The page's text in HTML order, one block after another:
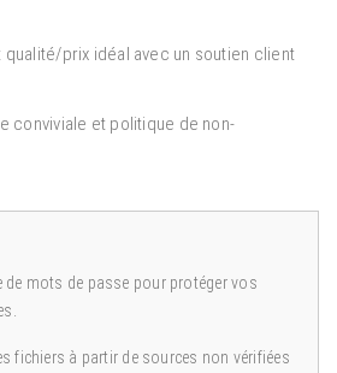
qualité/prix idéal avec un soutien client
conviviale et politique de non-
mots de passe pour protéger vos
fichiers à partir de sources non vérifiées